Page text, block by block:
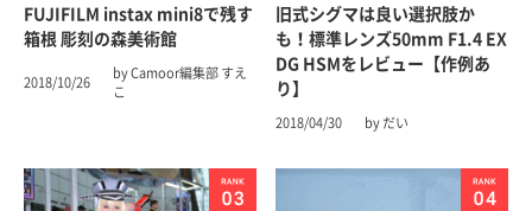
FUJIFILM instax mini8で残す
箱根 彫刻の森美術館
2018/10/26
by Camoor編集部 すえ
こ
旧式シグマは良い選択肢か
も！標準レンズ50mm F1.4 EX
DG HSMをレビュー【作例あ
り】
2018/04/30 by だい